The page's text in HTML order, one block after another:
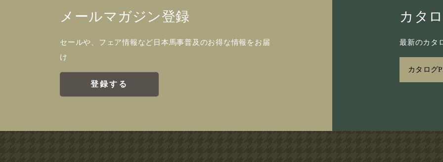
メールマガジン登録
セールや、フェア情報など日本馬事普及のお得な情報をお届
け
登録する
カタ
最新のカタ
カタログ